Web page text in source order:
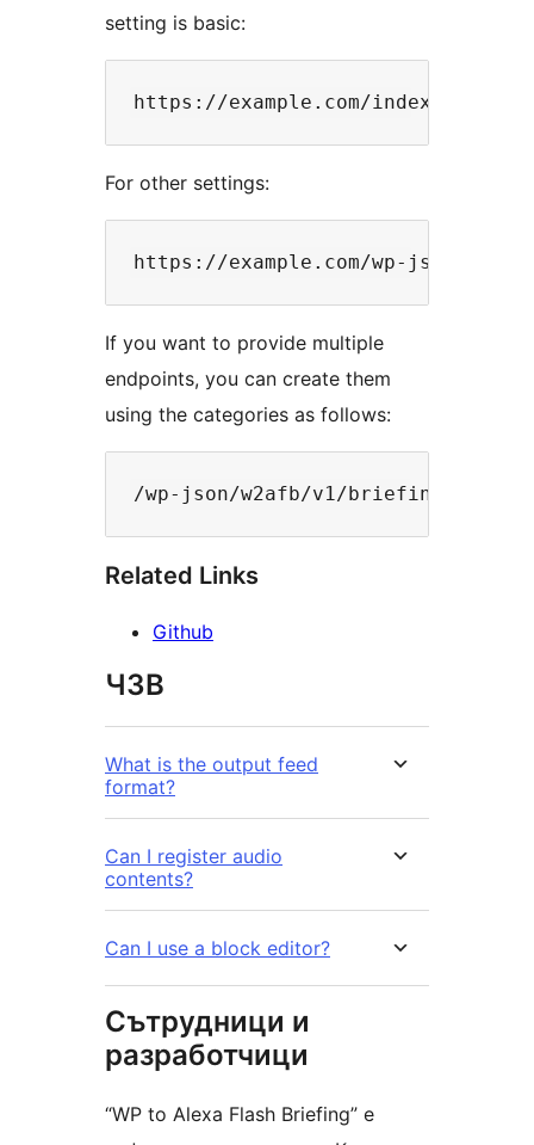
setting is basic:
For other settings:
If you want to provide multiple
endpoints, you can create them
using the categories as follows:
Related Links
Github
ЧЗВ
What is the output feed
format?
Can I register audio
contents?
Can I use a block editor?
Сътрудници и
разработчици
“WP to Alexa Flash Briefing” е